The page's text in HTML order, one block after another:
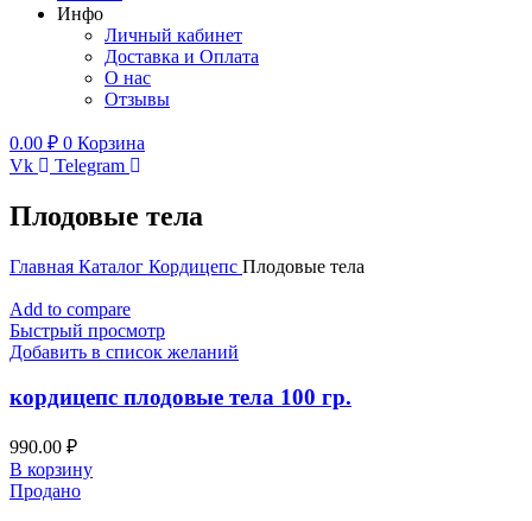
Инфо
Личный кабинет
Доставка и Оплата
О нас
Отзывы
0.00 ₽ 0 Корзина
Vk
Telegram
Плодовые тела
Главная Каталог Кордицепс Плодовые тела
Add to compare
Быстрый просмотр
Добавить в список желаний
кордицепс плодовые тела 100 гр.
990.00 ₽
В корзину
Продано